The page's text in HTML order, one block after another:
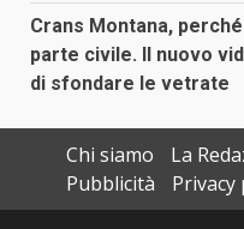
Crans Montana,
parte civile. Il nuovo
di sfondare le vetrate
Chi siamo
La
Pubblicità
Privacy